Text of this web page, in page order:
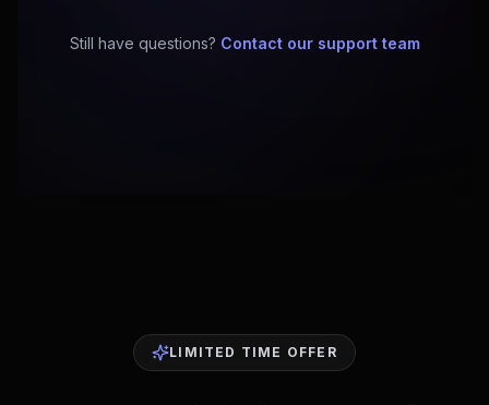
Still have questions? Contact our support team
LIMITED TIME OFFER